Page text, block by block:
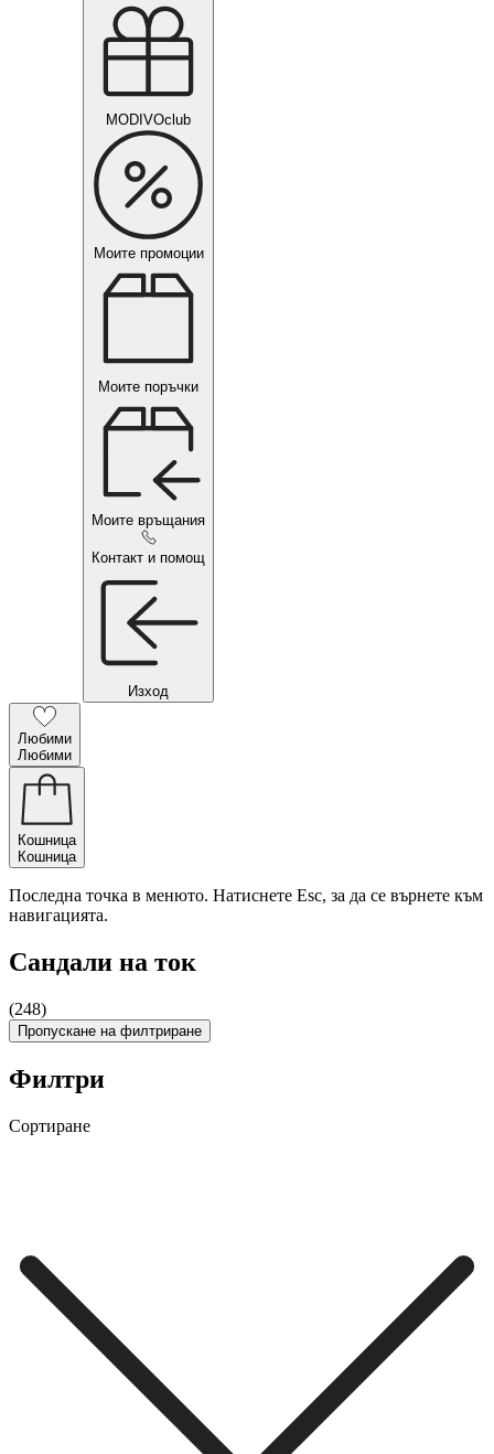
MODIVOclub
Моите промоции
Моите поръчки
Моите връщания
Контакт и помощ
Изход
Любими
Любими
Кошница
Кошница
Последна точка в менюто. Натиснете Esc, за да се върнете към
навигацията.
Сандали на ток
(248)
Пропускане на филтриране
Филтри
Сортиране